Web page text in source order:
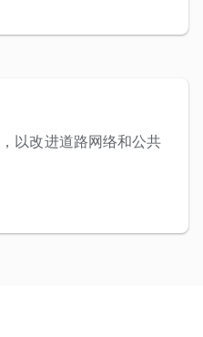
以改进道路网络和公共